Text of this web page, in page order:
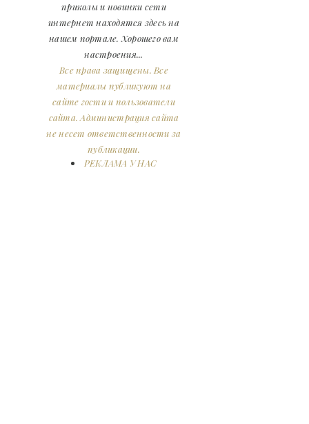
приколы и новинки сети
интернет находятся здесь на
нашем портале. Хорошего вам
настроения...
Все права защищены. Все
материалы публикуют на
сайте гости и пользователи
сайта. Администрация сайта
не несет ответственности за
публикации.
РЕКЛАМА У НАС